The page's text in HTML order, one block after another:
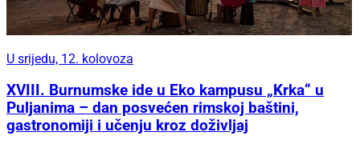
U srijedu, 12. kolovoza
XVIII. Burnumske ide u Eko kampusu „Krka“ u
Puljanima – dan posvećen rimskoj baštini,
gastronomiji i učenju kroz doživljaj